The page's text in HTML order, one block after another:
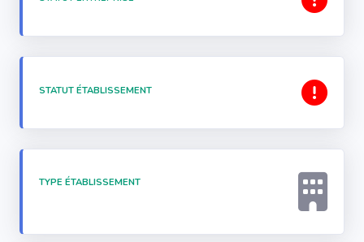
STATUT ÉTABLISSEMENT
TYPE ÉTABLISSEMENT